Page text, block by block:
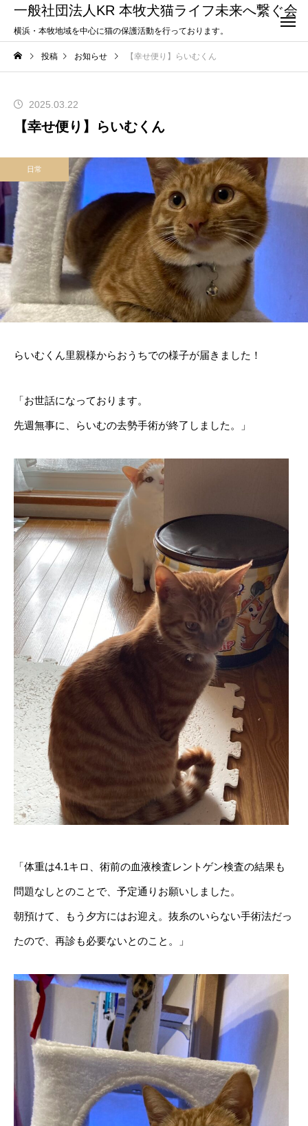
一般社団法人KR 本牧犬猫ライフ未来へ繋ぐ会
横浜・本牧地域を中心に猫の保護活動を行っております。
投稿 お知らせ 【幸せ便り】らいむくん
2025.03.22
【幸せ便り】らいむくん
日常
らいむくん里親様からおうちでの様子が届きました！
「お世話になっております。
先週無事に、らいむの去勢手術が終了しました。」
「体重は4.1キロ、術前の血液検査レントゲン検査の結果も
問題なしとのことで、予定通りお願いしました。
朝預けて、もう夕方にはお迎え。抜糸のいらない手術法だっ
たので、再診も必要ないとのこと。」